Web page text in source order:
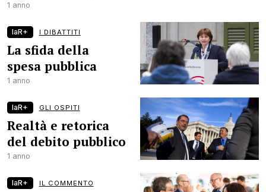
1 anno
laR+ I DIBATTITI
La sfida della
spesa pubblica
1 anno
laR+ GLI OSPITI
Realtà e retorica
del debito pubblico
1 anno
laR+ IL COMMENTO